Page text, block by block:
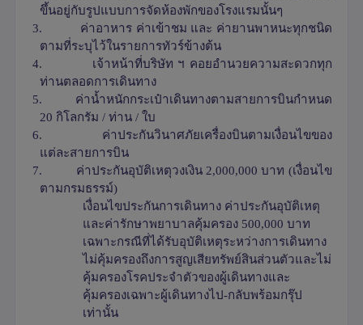
ขึ้นอยู่กับรูปแบบการจัดห้องพักของโรงแรมนั้นๆ
3.
ค่าอาหาร ค่าเข้าชม และ ค่ายานพาหนะทุกชนิด
ตามที่ระบุไว้ในรายการทัวร์ข้างต้น
4.
เจ้าหน้าที่บริษัท ฯ คอยอำนวยความสะดวกทุก
ท่านตลอดการเดินทาง
5.
ค่าน้ำหนักกระเป๋าเดินทางตามสายการบินกำหนด
20 กิโลกรัม / ท่าน / ใบ
6.
ค่าประกันวินาศภัยเครื่องบินตามเงื่อนไขของ
แต่ละสายการบิน
7.
ค่าประกันอุบัติเหตุวงเงิน 2,000,000 บาท (เงื่อนไข
ตามกรมธรรม์)
เงื่อนไขประกันการเดินทาง ค่าประกันอุบัติเหตุ
และค่ารักษาพยาบาลคุ้มครอง 500,000 บาท
เฉพาะกรณีที่ได้รับอุบัติเหตุระหว่างการเดินทาง
ไม่คุ้มครองถึงการสูญเสียทรัพย์สินส่วนตัวและไม่
คุ้มครองโรคประจำตัวของผู้เดินทางและ
คุ้มครองเฉพาะผู้เดินทางไป-กลับพร้อมกรุ๊ป
เท่านั้น